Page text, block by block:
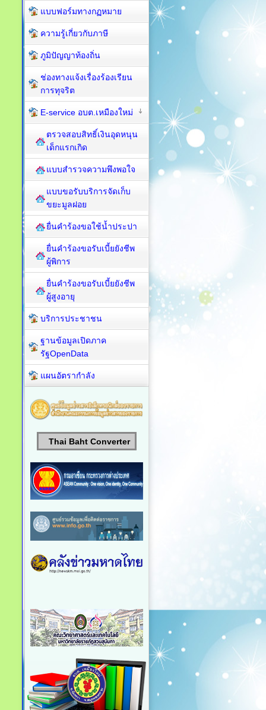
แบบฟอร์มทางกฏหมาย
ความรู้เกี่ยวกับภาษี
ภูมิปัญญาท้องถิ่น
ช่องทางแจ้งเรื่องร้องเรียน
การทุจริต
E-service อบต.เหมืองใหม่
ตรวจสอบสิทธิ์เงินอุดหนุน
เด็กแรกเกิด
แบบสำรวจความพึงพอใจ
แบบขอรับบริการจัดเก็บ
ขยะมูลฝอย
ยื่นคำร้องขอใช้น้ำประปา
ยื่นคำร้องขอรับเบี้ยยังชีพ
ผู้พิการ
ยื่นคำร้องขอรับเบี้ยยังชีพ
ผู้สูงอายุ
บริการประชาชน
ฐานข้อมูลเปิดภาค
รัฐOpenData
แผนอัตรากำลัง
Thai Baht Converter